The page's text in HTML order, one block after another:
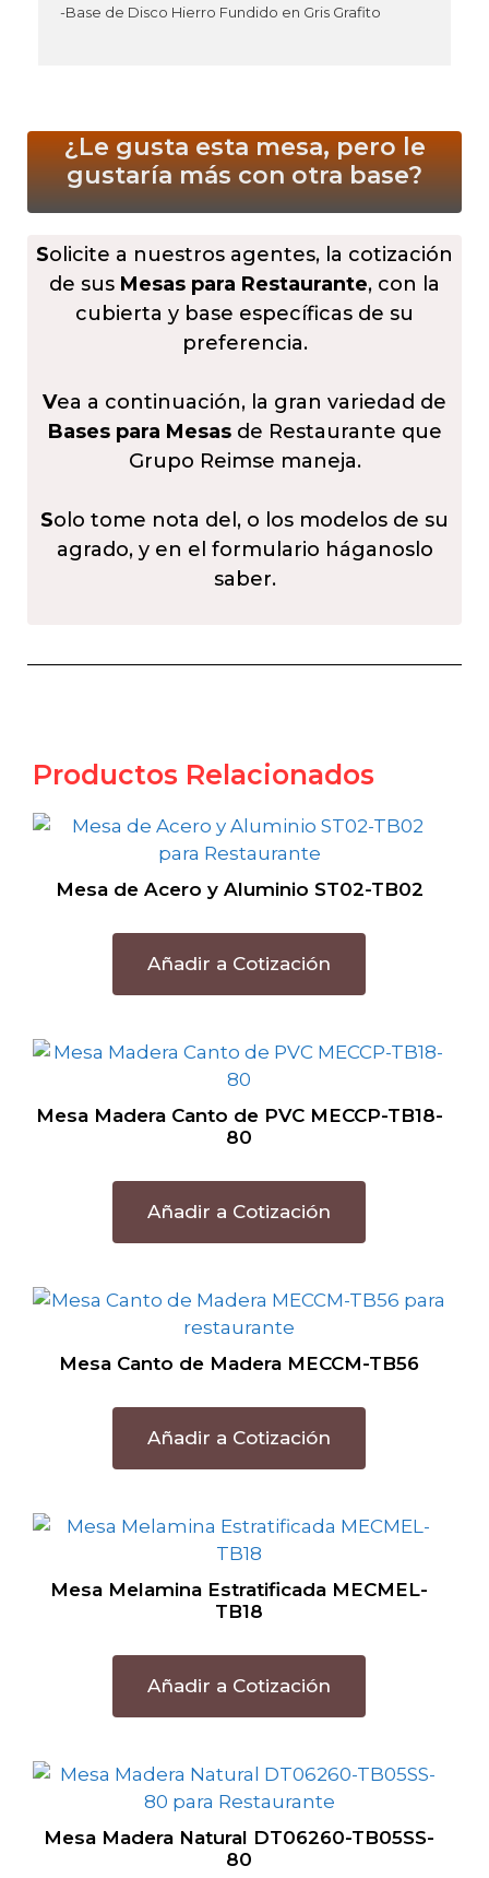
-Base de Disco Hierro Fundido en Gris Grafito
¿Le gusta esta mesa, pero le
gustaría más con otra base?
Solicite a nuestros agentes, la cotización
de sus Mesas para Restaurante, con la
cubierta y base específicas de su
preferencia.
Vea a continuación, la gran variedad de
Bases para Mesasde Restaurante que
Grupo Reimse maneja.
Solo tome nota del, o los modelos de su
agrado, y en el formulario háganoslo
saber.
Productos Relacionados
Mesa de Acero y Aluminio ST02-TB02
Añadir a Cotización
Mesa Madera Canto de PVC MECCP-TB18-
80
Añadir a Cotización
Mesa Canto de Madera MECCM-TB56
Añadir a Cotización
Mesa Melamina Estratificada MECMEL-
TB18
Añadir a Cotización
Mesa Madera Natural DT06260-TB05SS-
80